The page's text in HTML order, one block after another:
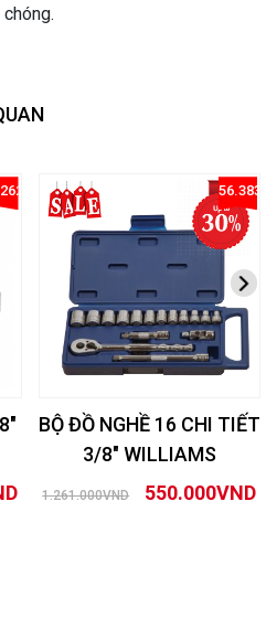
BỘ ĐỒ NGHỀ 16 CHI TIẾT
3/8″ WILLIAMS
1.261.000VND 550.000VND